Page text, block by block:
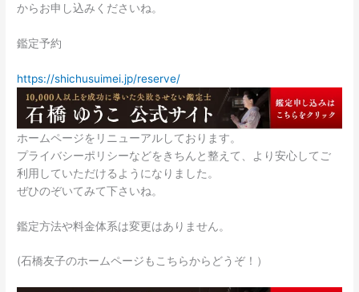
からお申し込みくださいね。
鑑定予約
https://shichusuimei.jp/reserve/
ホームページをリニューアルしております。
プライバシーポリシーなどをきちんと整えて、より安心してご
利用していただけるようになりました。
ぜひのぞいてみて下さいね。
鑑定方法や料金体系は変更はありません。
(石橋友子のホームページもこちらからどうぞ！）